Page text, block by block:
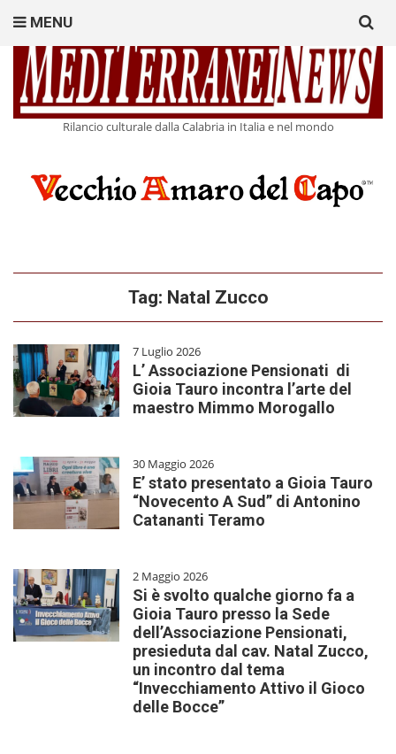
Rilancio culturale dalla Calabria in Italia e nel mondo
MENU
for:
Tag: Natal Zucco
7 Luglio 2026
L’ Associazione Pensionati di
Gioia Tauro incontra l’arte del
maestro Mimmo Morogallo
30 Maggio 2026
E’ stato presentato a Gioia Tauro
“Novecento A Sud” di Antonino
Catananti Teramo
2 Maggio 2026
Si è svolto qualche giorno fa a
Gioia Tauro presso la Sede
dell’Associazione Pensionati,
presieduta dal cav. Natal Zucco,
un incontro dal tema
“Invecchiamento Attivo il Gioco
delle Bocce”